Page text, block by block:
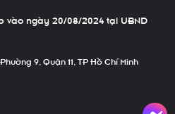
vào ngày 20/08/2024 tại UBND
9, Quận 11, TP Hồ Chí Minh